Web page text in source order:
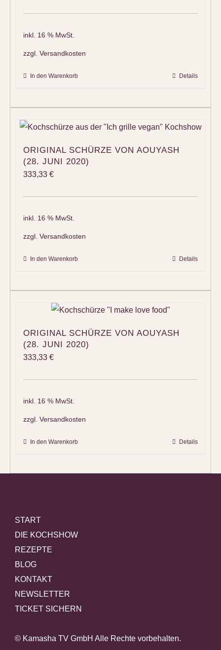
inkl. 16 % MwSt.
zzgl. Versandkosten
In den Warenkorb Details
ORIGINAL SCHÜRZE VON AOUYASH
(28. JUNI 2020)
333,33 €
inkl. 16 % MwSt.
zzgl. Versandkosten
In den Warenkorb Details
ORIGINAL SCHÜRZE VON AOUYASH
(28. JUNI 2020)
333,33 €
inkl. 16 % MwSt.
zzgl. Versandkosten
In den Warenkorb Details
START
DIE KOCHSHOW
REZEPTE
BLOG
KONTAKT
NEWSLETTER
TICKET SICHERN
© Kamasha TV GmbH Alle Rechte vorbehalten.